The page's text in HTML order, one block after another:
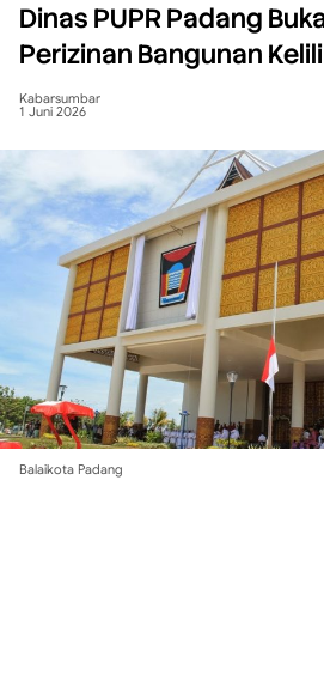
Dinas PUPR Padang
Perizinan Bangunan
Kabarsumbar
1 Juni 2026
Balaikota Padang